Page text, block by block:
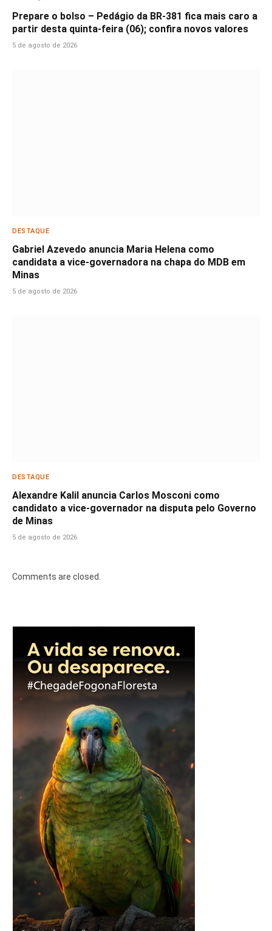
Prepare o bolso – Pedágio da BR-381 fica mais caro a
partir desta quinta-feira (06); confira novos valores
5 de agosto de 2026
DESTAQUE
Gabriel Azevedo anuncia Maria Helena como
candidata a vice-governadora na chapa do MDB em
Minas
5 de agosto de 2026
DESTAQUE
Alexandre Kalil anuncia Carlos Mosconi como
candidato a vice-governador na disputa pelo Governo
de Minas
5 de agosto de 2026
Comments are closed.